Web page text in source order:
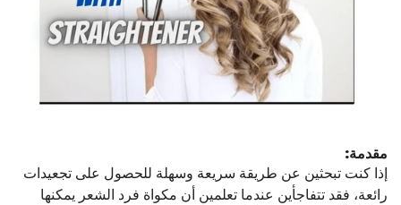
مقدمة:
إذا كنت تبحثين عن طريقة سريعة وسهلة للحصول على تجعيدات
رائعة، فقد تتفاجأين عندما تعلمين أن مكواة فرد الشعر يمكنها